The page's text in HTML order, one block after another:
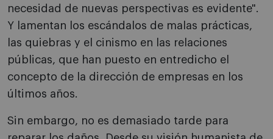
necesidad de nuevas perspectivas es evidente".
Y lamentan los escándalos de malas prácticas,
las quiebras y el cinismo en las relaciones
públicas, que han puesto en entredicho el
concepto de la dirección de empresas en los
últimos años.
Sin embargo, no es demasiado tarde para